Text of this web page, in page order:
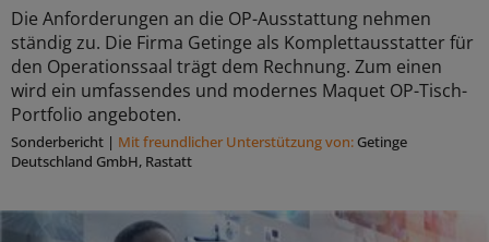
Die Anforderungen an die OP-Ausstattung nehmen
ständig zu. Die Firma Getinge als Komplettausstatter für
den Operationssaal trägt dem Rechnung. Zum einen
wird ein umfassendes und modernes Maquet OP-Tisch-
Portfolio angeboten.
Sonderbericht | Mit freundlicher Unterstützung von: Getinge
Deutschland GmbH, Rastatt